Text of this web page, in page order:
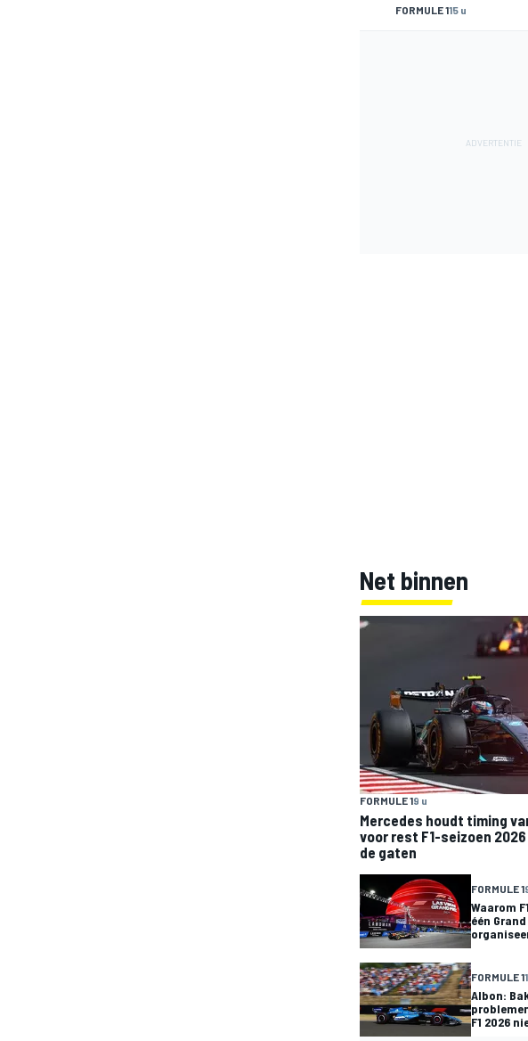
FORMULE 115 u
Net binnen
FORMULE 19 u
Mercedes houdt timing
voor rest F1-seizoen
de gaten
FORMULE 1
Waarom
één
FORMULE 1
Albon:
F1 2026